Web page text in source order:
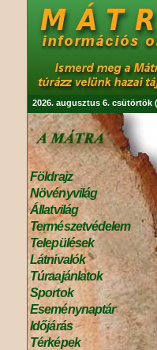
2026. augusztus 6. csütörtök
Földrajz
Növényvilág
Állatvilág
Természetvédelem
Települések
Látnivalók
Túraajánlatok
Sportok
Eseménynaptár
Időjárás
Térképek